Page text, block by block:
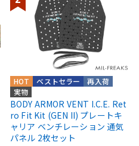
実物
再入荷
ベストセラー
HOT
BODY ARMOR VENT I.C.E. Ret
ro Fit Kit (GEN II) プレートキ
ャリア ベンチレーション 通気
パネル 2枚セット